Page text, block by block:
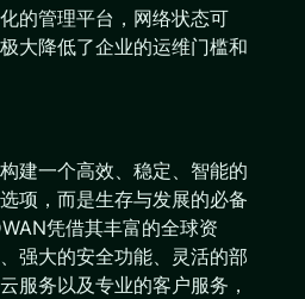
的管理平台，网络状态可
大降低了企业的运维门槛和
建一个高效、稳定、智能的
项，而是生存与发展的必备
凭借其丰富的全球资
强大的安全功能、灵活的部
服务以及专业的客户服务，